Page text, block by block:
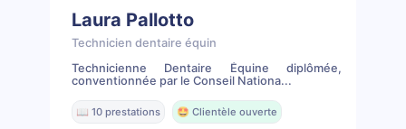
Laura Pallotto
Technicien dentaire équin
Technicienne Dentaire Équine diplômée,
conventionnée par le Conseil Nationa...
📖 10 prestations 🤩 Clientèle ouverte